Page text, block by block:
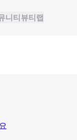
니티뷰티랩